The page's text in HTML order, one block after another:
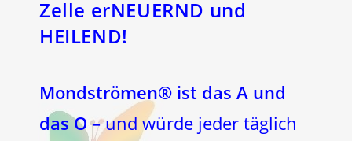
Zelle erNEUERND und
HEILEND!
Mondströmen® ist das A und
das O– und würde jeder täglich